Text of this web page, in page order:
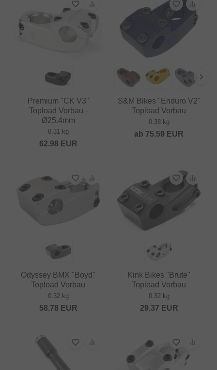
Premium "CK V3"
Topload Vorbau -
Ø25.4mm
0.31 kg
62.98 EUR
S&M Bikes "Enduro V2"
Topload Vorbau
0.38 kg
ab 75.59 EUR
Odyssey BMX "Boyd"
Topload Vorbau
0.32 kg
58.78 EUR
Kink Bikes "Brute"
Topload Vorbau
0.32 kg
29.37 EUR